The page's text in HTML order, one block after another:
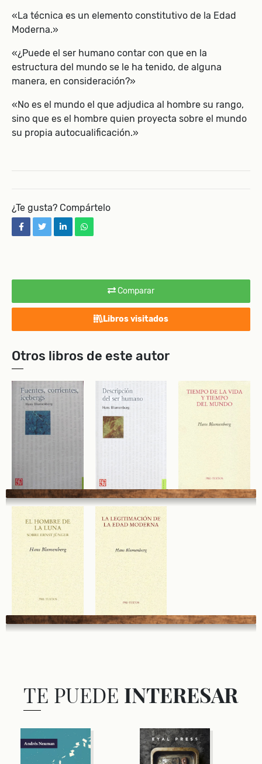
Comparar
Libros visitados
Otros libros de este autor
«La técnica es un elemento constitutivo de la Edad
Moderna.»
«¿Puede el ser humano contar con que en la
estructura del mundo se le ha tenido, de alguna
manera, en consideración?»
«No es el mundo el que adjudica al hombre su rango,
sino que es el hombre quien proyecta sobre el mundo
su propia autocualificación.»
¿Te gusta? Compártelo
facebooktwitterlinkedinwhatsapp
TE PUEDE INTERESAR